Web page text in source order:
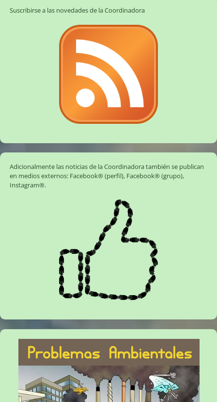
Suscribirse a las novedades de la Coordinadora
Adicionalmente las noticias de la Coordinadora también se publican
en medios externos: Facebook® (perfil), Facebook® (grupo),
Instagram®.